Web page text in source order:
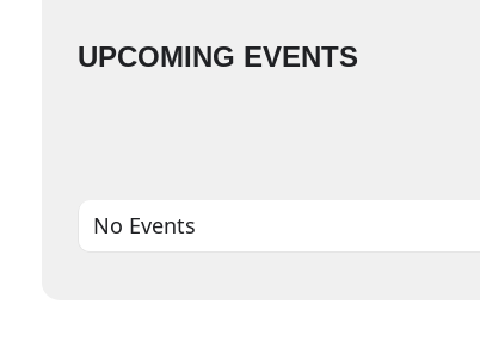
UPCOMING EVENTS
No Events